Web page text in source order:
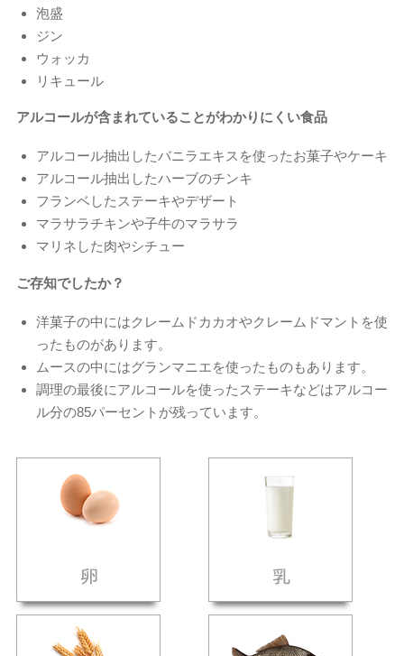
泡盛
ジン
ウォッカ
リキュール
アルコールが含まれていることがわかりにくい食品
アルコール抽出したバニラエキスを使ったお菓子やケーキ
アルコール抽出したハーブのチンキ
フランベしたステーキやデザート
マラサラチキンや子牛のマラサラ
マリネした肉やシチュー
ご存知でしたか？
洋菓子の中にはクレームドカカオやクレームドマントを使
ったものがあります。
ムースの中にはグランマニエを使ったものもあります。
調理の最後にアルコールを使ったステーキなどはアルコー
ル分の85パーセントが残っています。